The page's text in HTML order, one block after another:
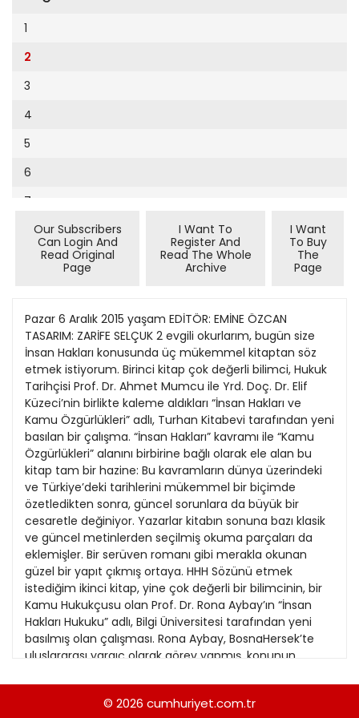
Cumhuriyet Sağlıklı Beslenme
Cumhuriyet Sokak
Cumhuriyet Spor
Cumhuriyet Strateji
Cumhuriyet Tarım
Cumhuriyet Yılbaşı
Çerçeve Eki
Dergi Eki
Ekonomi Eki
Evleniyoruz
Güney Dogu
Kitap Eki
Özel Ekler
Özel Okullar
Sevgililer Günü
Siyaset Eki
Sürdürülebilir yaşam
Turizm Eki
Yerel Yönetimler
1994
1991
1990
1989
1988
1987
1986
1985
1983
1982
1981
1980
9
10
11
12
13
14
15
16
19
20
21
22
23
24
25
26
27
28
29
30
31
1
2
3
4
5
6
7
11
12
13
14
15
16
17
18
19
20
21
22
23
Our Subscribers
Can Login And
Read Original
Page
I Want To
Register And
Read The Whole
Archive
I Want
To Buy
The
Page
Pazar 6 Aralık 2015 yaşam EDİTÖR: EMİNE ÖZCAN
TASARIM: ZARİFE SELÇUK 2 evgili okurlarım, bugün size
İnsan Hakları konusunda üç mükemmel kitaptan söz
etmek istiyorum. Birinci kitap çok değerli bilimci, Hukuk
Tarihçisi Prof. Dr. Ahmet Mumcu ile Yrd. Doç. Dr. Elif
Küzeci’nin birlikte kaleme aldıkları “İnsan Hakları ve
Kamu Özgürlükleri” adlı, Turhan Kitabevi tarafından yeni
basılan bir çalışma. “İnsan Hakları” kavramı ile “Kamu
Özgürlükleri” alanını birbirine bağlı olarak ele alan bu
kitap tam bir hazine: Bu kavramların dünya üzerindeki
ve Türkiye’deki tarihlerini mükemmel bir biçimde
özetledikten sonra, güncel sorunlara da büyük bir
cesaretle değiniyor. Yazarlar kitabın sonuna bazı klasik
ve güncel metinlerden seçilmiş okuma parçaları da
eklemişler. Bir serüven romanı gibi merakla okunan
güzel bir yapıt çıkmış ortaya. HHH Sözünü etmek
istediğim ikinci kitap, yine çok değerli bir bilimcinin, bir
Kamu Hukukçusu olan Prof. Dr. Rona Aybay’ın “İnsan
Hakları Hukuku” adlı, Bilgi Üniversitesi tarafından yeni
basılmış olan çalışması. Rona Aybay, BosnaHersek’te
uluslararası yargıç olarak görev yapmış, konunun
perspektif içinde ele alıyor ve günümüzdeki İnsan
Hakları Hukuku’nu, İnsan hakları ve kamu düzeni S
© 2026 cumhuriyet.com.tr